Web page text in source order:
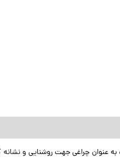
به عنوان چراغی جهت روشنایی و نشانه